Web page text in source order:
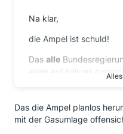
Na klar,
die Ampel ist schuld!
Das alle
allein auf billiges
Hauptenergieträger
Ich möchte hier absolut
Das die Ampel planlos
mit der Gasumlage